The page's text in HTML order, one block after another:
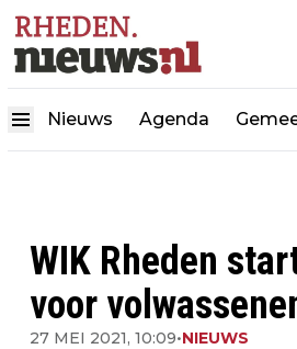
Nieuws Agenda
WIK Rheden
voor
27 MEI 2021, 10:09•NIEUWS